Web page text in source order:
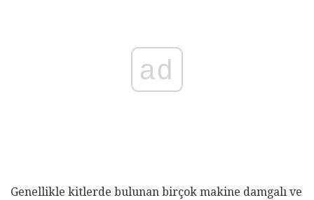
ad
Genellikle kitlerde bulunan birçok makine damgalı ve